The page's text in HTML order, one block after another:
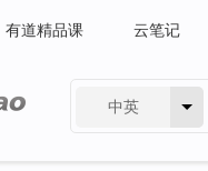
有道精品课 云笔记
中英